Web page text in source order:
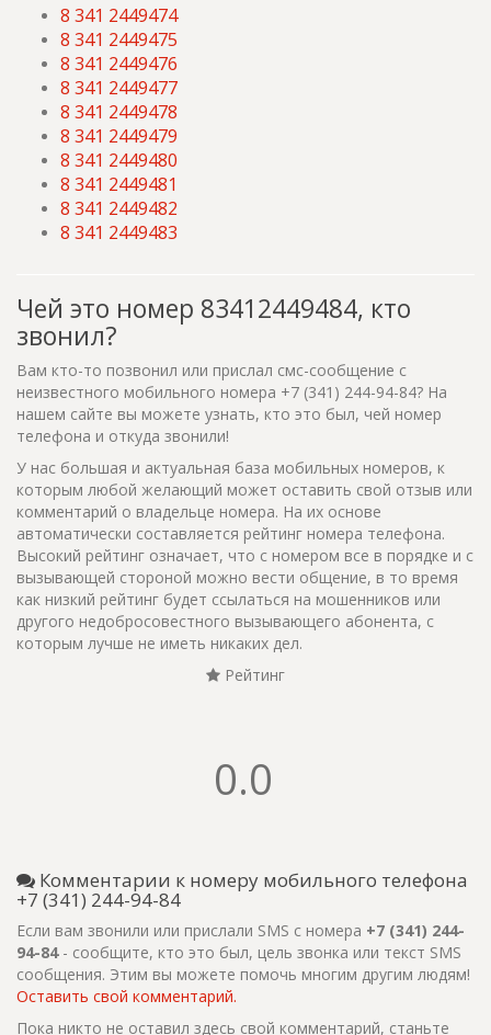
8 341 2449474
8 341 2449475
8 341 2449476
8 341 2449477
8 341 2449478
8 341 2449479
8 341 2449480
8 341 2449481
8 341 2449482
8 341 2449483
Чей это номер 83412449484, кто
звонил?
Вам кто-то позвонил или прислал смс-сообщение с
неизвестного мобильного номера +7 (341) 244-94-84? На
нашем сайте вы можете узнать, кто это был, чей номер
телефона и откуда звонили!
У нас большая и актуальная база мобильных номеров, к
которым любой желающий может оставить свой отзыв или
комментарий о владельце номера. На их основе
автоматически составляется рейтинг номера телефона.
Высокий рейтинг означает, что с номером все в порядке и с
вызывающей стороной можно вести общение, в то время
как низкий рейтинг будет ссылаться на мошенников или
другого недобросовестного вызывающего абонента, с
которым лучше не иметь никаких дел.
Рейтинг
0.0
Комментарии к номеру мобильного телефона
+7 (341) 244-94-84
Если вам звонили или прислали SMS с номера +7 (341) 244-
94-84- сообщите, кто это был, цель звонка или текст SMS
сообщения. Этим вы можете помочь многим другим людям!
Оставить свой комментарий.
Пока никто не оставил здесь свой комментарий, станьте